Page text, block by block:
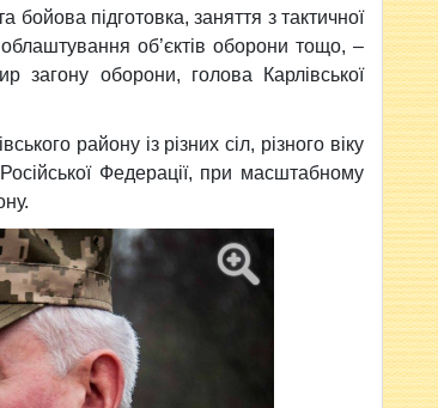
підготовка, заняття з тактичної
об’єктів оборони тощо, –
загону оборони, голова Карлівської
району із різних сіл, різного віку
Федерації, при масштабному